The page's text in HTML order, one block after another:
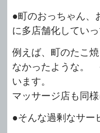
●町のおっちゃん、
に多店舗化してい
例えば、町のたこ
なかったような。
います。
マッサージ店も同
●そんな過剰なサー